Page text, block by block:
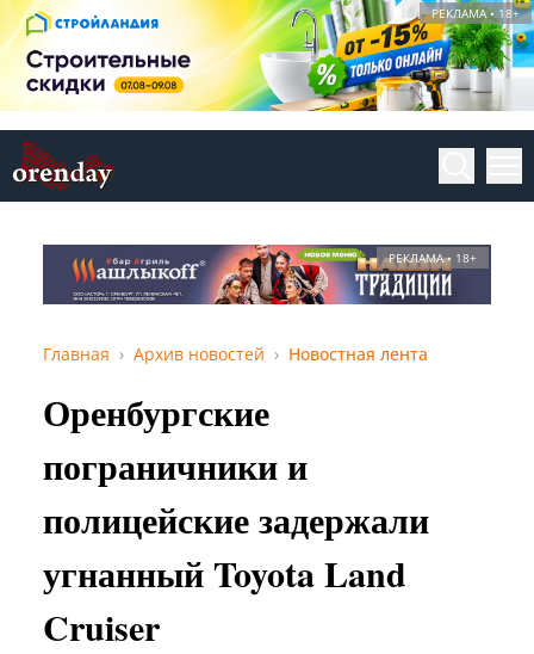
РЕКЛАМА • 18+
РЕКЛАМА • 18+
Главная Архив новостей Новостная лента
Оренбургские
пограничники и
полицейские задержали
угнанный Toyota Land
Cruiser